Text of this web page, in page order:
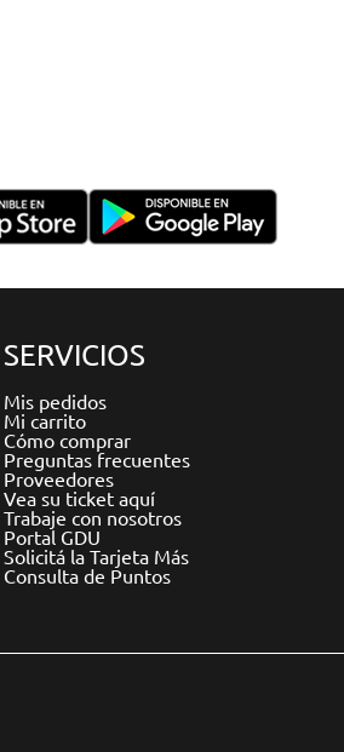
SERVICIOS
Mis pedidos
Mi carrito
Cómo comprar
Preguntas frecuentes
Proveedores
Vea su ticket aquí
Trabaje con nosotros
Portal GDU
Solicitá la Tarjeta Más
Consulta de Puntos